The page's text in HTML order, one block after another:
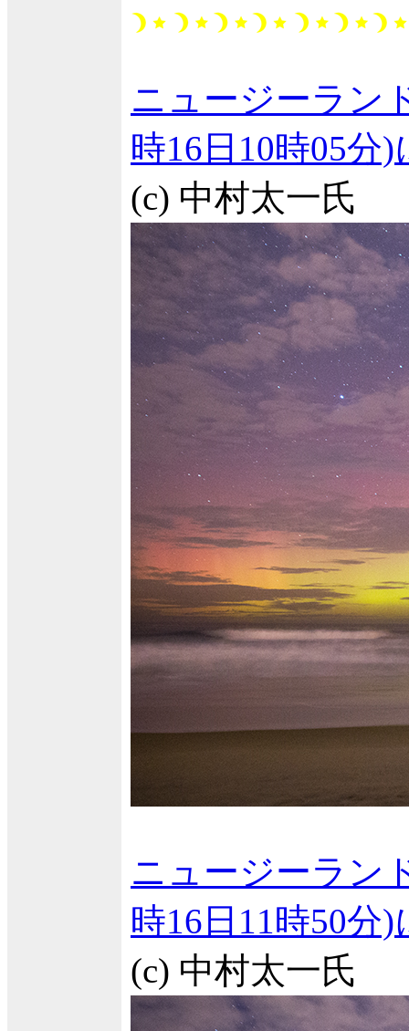
ニュージーラン
時16日10時05分
(c) 中村太一氏
ニュージーラン
時16日11時50分
(c) 中村太一氏